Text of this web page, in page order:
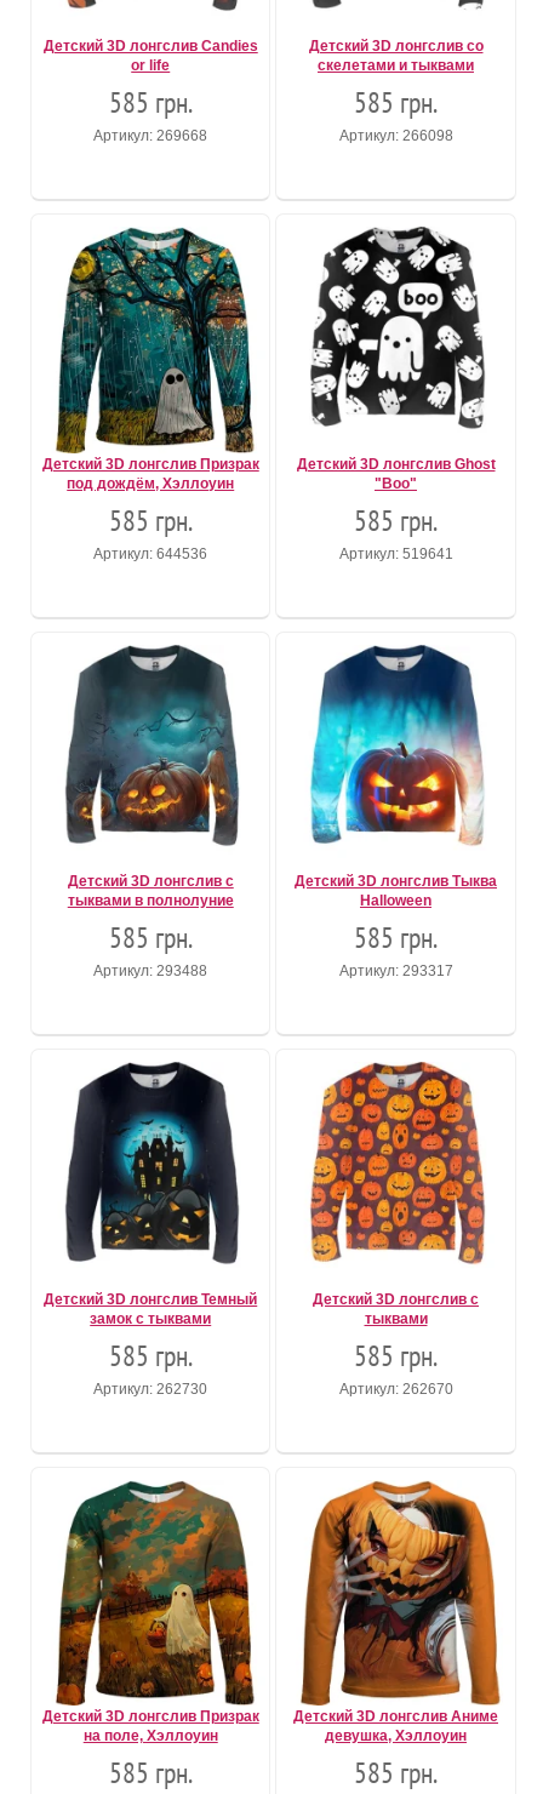
Детский 3D лонгслив Candies
or life
585 грн.
Артикул: 269668
Детский 3D лонгслив со
скелетами и тыквами
585 грн.
Артикул: 266098
Детский 3D лонгслив Призрак
под дождём, Хэллоуин
585 грн.
Артикул: 644536
Детский 3D лонгслив Ghost
"Boo"
585 грн.
Артикул: 519641
Детский 3D лонгслив с
тыквами в полнолуние
585 грн.
Артикул: 293488
Детский 3D лонгслив Тыква
Halloween
585 грн.
Артикул: 293317
Детский 3D лонгслив Темный
замок с тыквами
585 грн.
Артикул: 262730
Детский 3D лонгслив с
тыквами
585 грн.
Артикул: 262670
Детский 3D лонгслив Призрак
на поле, Хэллоуин
585 грн.
Детский 3D лонгслив Аниме
девушка, Хэллоуин
585 грн.